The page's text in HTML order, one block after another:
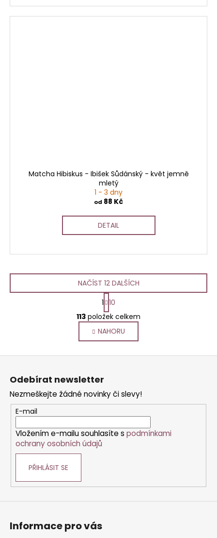
Matcha Hibiskus - Ibišek Sůdánský - květ jemně
mletý
1 - 3 dny
od 88 Kč
DETAIL
O
v
l
á
d
p
r
v
k
y
u
NAČÍST 12 DALŠÍCH
S
t
r
á
n
k
1 10
113 položek celkem
NAHORU
Z
Odebírat newsletter
Nezmeškejte žádné novinky či slevy!
E-mail
Vložením e-mailu souhlasíte s podmínkami
ochrany osobních údajů
PŘIHLÁSIT SE
Informace pro vás